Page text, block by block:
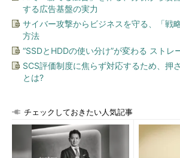
と思います。
「その知識、ホントに正しい？ Windowsにまつわる都
“非推奨機能リスト”に入っても使い続
11の機能
“ウソ”、Windows Updateの裏ワザ「
って来る体験が“人それぞれ”なワケ
Windowsに標準搭載されていた、あの
する広告基盤の実力
サイバー攻撃からビジネスを守る、「戦
方法
“SSDとHDDの使い分け”が変わる ストレ
SCS評価制度に焦らず対応するため、押
とは?
チェックしておきたい人気記事